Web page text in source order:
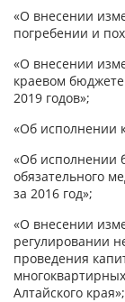
«О внесении
погребении и
«О внесении
краевом
2019 годов»;
«Об исполнении
«Об исполнении
обязательного
за 2016 год»;
«О внесении
регулировании
проведения
Алтайского края»;